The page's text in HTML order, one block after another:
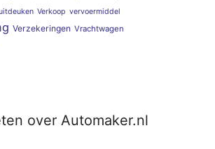
Verkoop vervoermiddel
Verzekeringen Vrachtwagen
over Automaker.nl